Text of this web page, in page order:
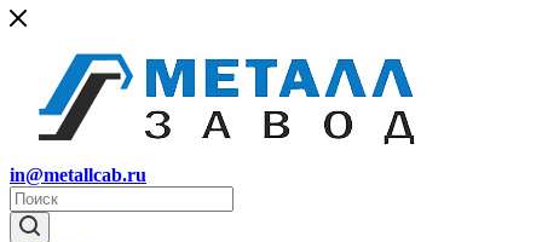
in@metallcab.ru